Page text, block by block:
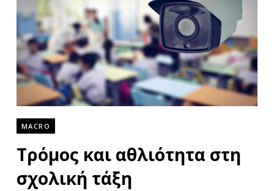
MACRO
Τρόμος και αθλιότητα στη
σχολική τάξη